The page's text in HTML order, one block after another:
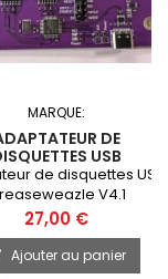
MARQUE:
DE
USB
V4.1
de disquettes USB
V4.1
Prix
27,00 €
Ajouter au panier